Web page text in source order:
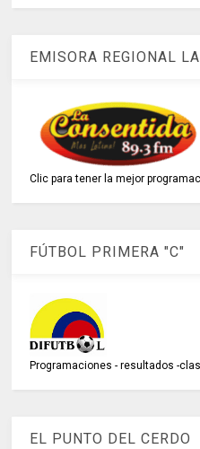
EMISORA REGIONAL
Clic para tener la mejor
FÚTBOL PRIMERA "C"
Programaciones - resultados -
EL PUNTO DEL CERDO